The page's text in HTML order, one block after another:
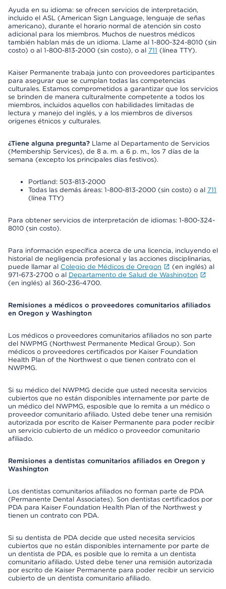
Ayuda en su idioma: se ofrecen servicios de interpretación,
incluido el ASL (American Sign Language, lenguaje de señas
americano), durante el horario normal de atención sin costo
adicional para los miembros. Muchos de nuestros médicos
también hablan más de un idioma. Llame al 1-800-324-8010 (sin
costo) o al 1-800-813-2000 (sin costo), o al 711 (línea TTY).
Kaiser Permanente trabaja junto con proveedores participantes
para asegurar que se cumplan todas las competencias
culturales. Estamos comprometidos a garantizar que los servicios
se brinden de manera culturalmente competente a todos los
miembros, incluidos aquellos con habilidades limitadas de
lectura y manejo del inglés, y a los miembros de diversos
orígenes étnicos y culturales.
¿Tiene alguna pregunta? Llame al Departamento de Servicios
(Membership Services), de 8 a. m. a 6 p. m., los 7 días de la
semana (excepto los principales días festivos).
Portland: 503-813-2000
Todas las demás áreas: 1-800-813-2000 (sin costo) o al 711
(línea TTY)
Para obtener servicios de interpretación de idiomas: 1-800-324-
8010 (sin costo).
Para información específica acerca de una licencia, incluyendo el
historial de negligencia profesional y las acciones disciplinarias,
puede llamar al Colegio de Médicos de Oregon
(en inglés) al
971-673-2700 o al Departamento de Salud de Washington
(en inglés) al 360-236-4700.
Remisiones a médicos o proveedores comunitarios afiliados
en Oregon y Washington
Los médicos o proveedores comunitarios afiliados no son parte
del NWPMG (Northwest Permanente Medical Group). Son
médicos o proveedores certificados por Kaiser Foundation
Health Plan of the Northwest o que tienen contrato con el
NWPMG.
Si su médico del NWPMG decide que usted necesita servicios
cubiertos que no están disponibles internamente por parte de
un médico del NWPMG, esposible que lo remita a un médico o
proveedor comunitario afiliado. Usted debe tener una remisión
autorizada por escrito de Kaiser Permanente para poder recibir
un servicio cubierto de un médico o proveedor comunitario
afiliado.
Remisiones a dentistas comunitarios afiliados en Oregon y
Washington
Los dentistas comunitarios afiliados no forman parte de PDA
(Permanente Dental Associates). Son dentistas certificados por
PDA para Kaiser Foundation Health Plan of the Northwest y
tienen un contrato con PDA.
Si su dentista de PDA decide que usted necesita servicios
cubiertos que no están disponibles internamente por parte de
un dentista de PDA, es posible que lo remita a un dentista
comunitario afiliado. Usted debe tener una remisión autorizada
por escrito de Kaiser Permanente para poder recibir un servicio
cubierto de un dentista comunitario afiliado.